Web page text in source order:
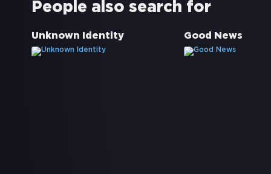
People also search for
Unknown Identity Good News